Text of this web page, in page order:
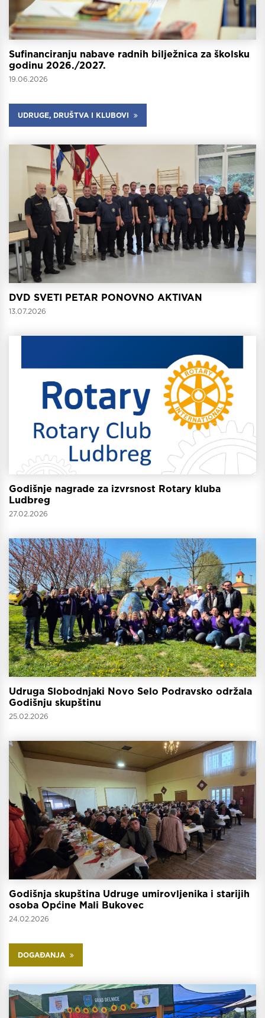
Sufinanciranju nabave radnih bilježnica za školsku
godinu 2026./2027.
19.06.2026
UDRUGE, DRUŠTVA I KLUBOVI
DVD SVETI PETAR PONOVNO AKTIVAN
13.07.2026
Godišnje nagrade za izvrsnost Rotary kluba
Ludbreg
27.02.2026
Udruga Slobodnjaki Novo Selo Podravsko održala
Godišnju skupštinu
25.02.2026
Godišnja skupština Udruge umirovljenika i starijih
osoba Općine Mali Bukovec
24.02.2026
DOGAĐANJA